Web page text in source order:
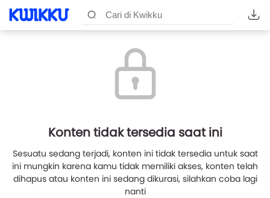
Konten tidak tersedia saat ini
Sesuatu sedang terjadi, konten ini tidak tersedia untuk saat
ini mungkin karena kamu tidak memiliki akses, konten telah
dihapus atau konten ini sedang dikurasi, silahkan coba lagi
nanti